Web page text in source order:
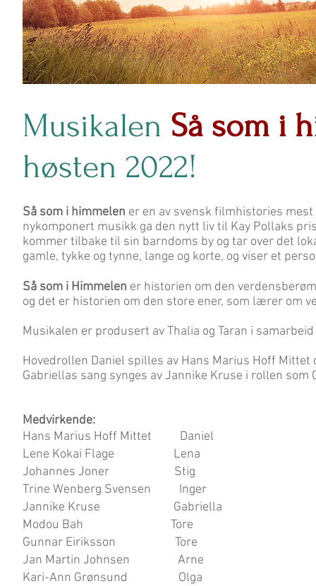
Musikalen Så som i
høsten 2022!
Så som i himmelen er en av svensk filmhistories
nykomponert musikk ga den nytt liv til Kay Pollaks
kommer tilbake til sin barndoms by og tar over det
gamle, tykke og tynne, lange og korte, og viser et
Så som i Himmelen er historien om den
og det er historien om den store ener, som lærer om
Musikalen er produsert av Thalia og Taran i
Hovedrollen Daniel spilles av Hans Marius Hoff
Gabriellas sang synges av Jannike Kruse i rollen som
Medvirkende:
Hans Marius Hoff Mittet Daniel
Lene Kokai Flage Lena
Johannes Joner Stig
Trine Wenberg Svensen Inger
Jannike Kruse Gabriella
Modou Bah Tore
Gunnar Eiriksson Tore
Jan Martin Johnsen Arne
Kari-Ann Grønsund Olga